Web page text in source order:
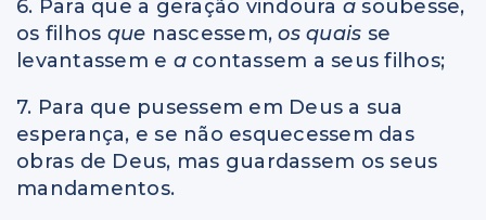
6. Para que a geração vindoura asoubesse,
os filhos que nascessem,os quais se
levantassem e a contassem a seus filhos;
7. Para que pusessem em Deus a sua
esperança, e se não esquecessem das
obras de Deus, mas guardassem os seus
mandamentos.